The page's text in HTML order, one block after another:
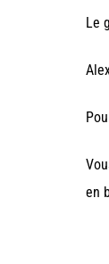
Le
en